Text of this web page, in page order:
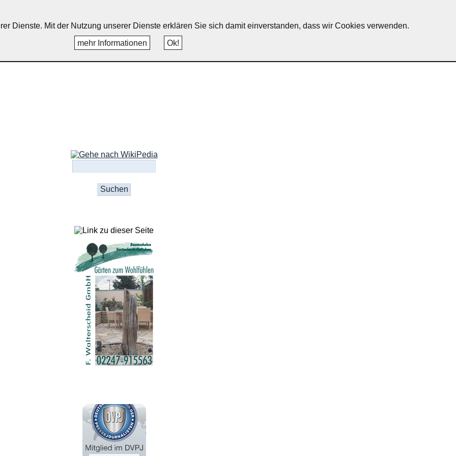
Dienste. Mit der Nutzung unserer Dienste erklären Sie sich damit einverstanden, dass wir Cookies verwenden.
mehr Informationen
Ok!